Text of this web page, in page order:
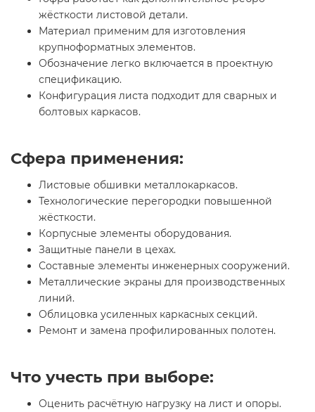
жёсткости листовой детали.
Материал применим для изготовления
крупноформатных элементов.
Обозначение легко включается в проектную
спецификацию.
Конфигурация листа подходит для сварных и
болтовых каркасов.
Сфера применения:
Листовые обшивки металлокаркасов.
Технологические перегородки повышенной
жёсткости.
Корпусные элементы оборудования.
Защитные панели в цехах.
Составные элементы инженерных сооружений.
Металлические экраны для производственных
линий.
Облицовка усиленных каркасных секций.
Ремонт и замена профилированных полотен.
Что учесть при выборе:
Оценить расчётную нагрузку на лист и опоры.